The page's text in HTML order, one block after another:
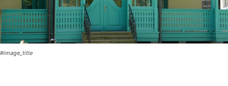
#image_title